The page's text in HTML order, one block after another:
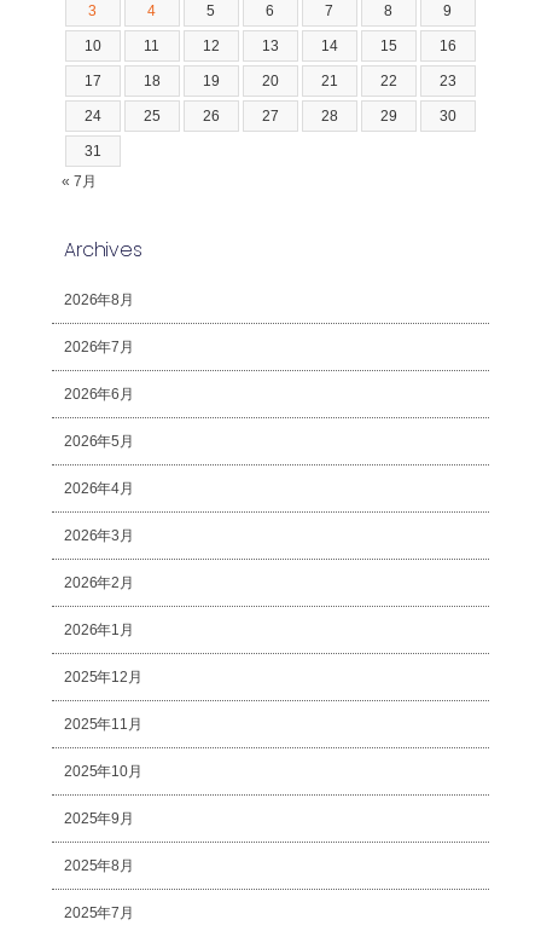
3 4 5 6 7 8 9
10 11 12 13 14 15 16
17 18 19 20 21 22 23
24 25 26 27 28 29 30
31
« 7月
Archives
2026年8月
2026年7月
2026年6月
2026年5月
2026年4月
2026年3月
2026年2月
2026年1月
2025年12月
2025年11月
2025年10月
2025年9月
2025年8月
2025年7月